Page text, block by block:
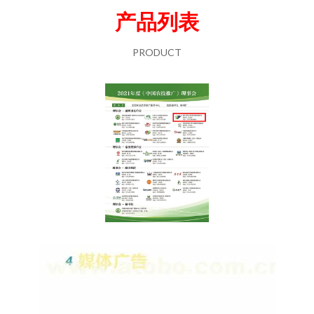
产品列表
PRODUCT